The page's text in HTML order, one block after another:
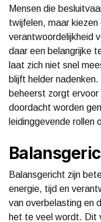
Mensen die
twijfelen, maar kiezen
verantwoordelijkheid
daar een belangrijke
laat zich niet snel
blijft helder
beheerst zorgt
doordacht worden
leidinggevende rollen
Balansgericht zijn
energie, tijd en
van overbelasting en
het te veel wordt. Dit